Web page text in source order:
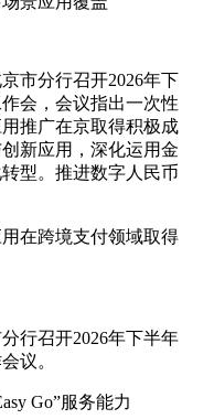
市分行召开2026年下
会，会议指出一次性
推广在京取得积极成
新应用，深化运用金
型。推进数字人民币
在跨境支付领域取得
行召开2026年下半年
议。
Go”服务能力